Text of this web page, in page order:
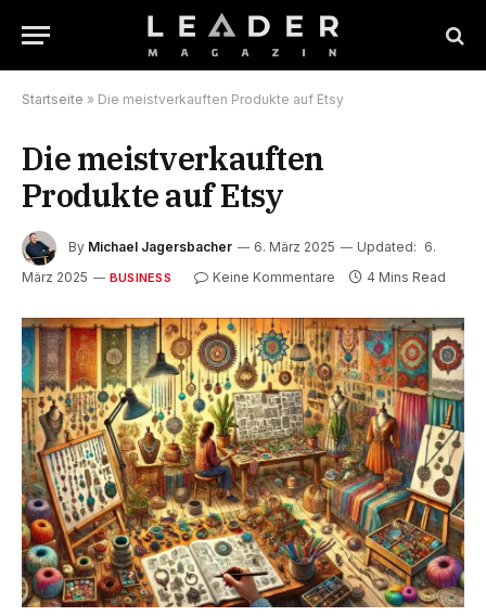
Startseite » Die meistverkauften Produkte auf Etsy
Die meistverkauften
Produkte auf Etsy
By Michael Jagersbacher 6. März 2025 Updated: 6.
März 2025
BUSINESS Keine Kommentare 4 Mins Read